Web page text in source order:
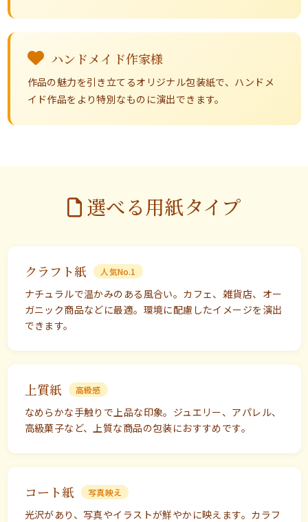
ハンドメイド作家様
作品の魅力を引き立てるオリジナル包装紙で、ハンドメ
イド作品をより特別なものに演出できます。
選べる用紙タイプ
クラフト紙 人気No.1
ナチュラルで温かみのある風合い。カフェ、雑貨店、オー
ガニック商品などに最適。環境に配慮したイメージを演出
できます。
上質紙 高級感
なめらかな手触りで上品な印象。ジュエリー、アパレル、
高級菓子など、上質な商品の包装におすすめです。
コート紙 写真映え
光沢があり、写真やイラストが鮮やかに映えます。カラフ